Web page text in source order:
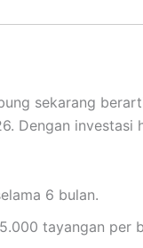
sekarang
Dengan investasi
6 bulan.
tayangan per